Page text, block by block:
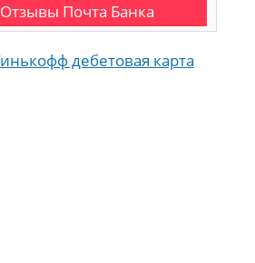
Отзывы Почта Банка